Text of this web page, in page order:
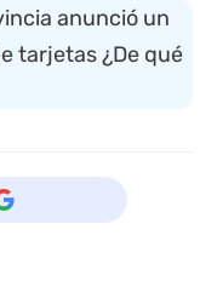
anunció un
tarjetas ¿De qué